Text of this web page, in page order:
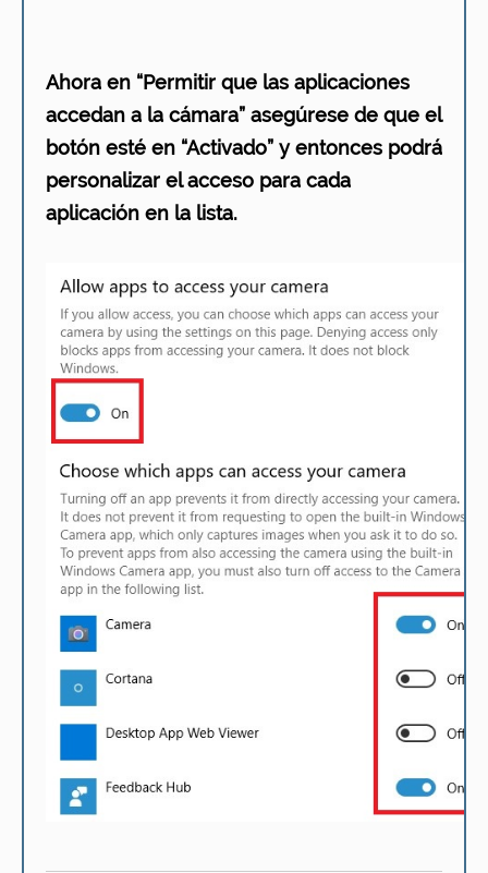
Ahora en “Permitir que las aplicaciones
accedan a la cámara” asegúrese de que el
botón esté en “Activado” y entonces podrá
personalizar el acceso para cada
aplicación en la lista.